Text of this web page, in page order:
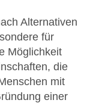
Alternativen
für
Möglichkeit
die
mit
einer